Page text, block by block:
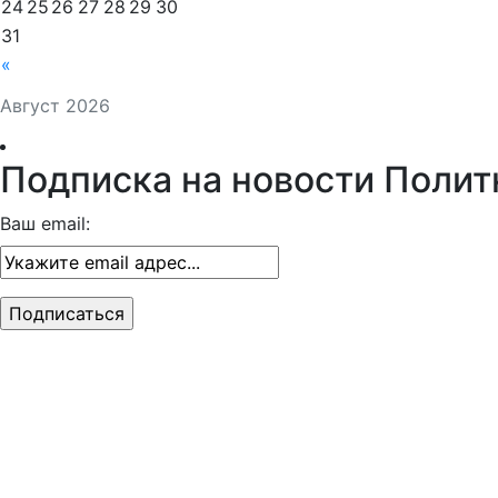
Август 2026
«
24 25 26 27 28 29 30
31
Подписка на новости
Ваш email: